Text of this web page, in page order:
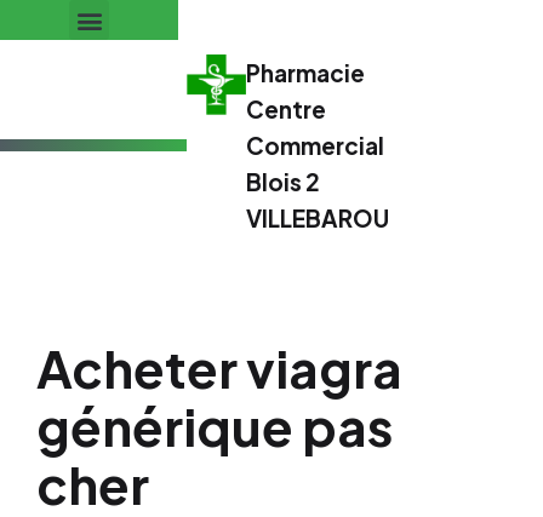
Pharmacie
Centre
Commercial
Blois 2
VILLEBAROU
Acheter viagra
générique pas
cher